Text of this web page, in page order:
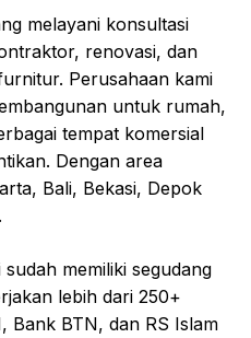
melayani konsultasi
renovasi, dan
Perusahaan kami
untuk rumah,
tempat komersial
Dengan area
Bali, Bekasi, Depok
memiliki segudang
lebih dari 250+
Bank BTN, dan RS Islam